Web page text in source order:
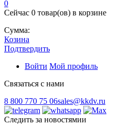
0
Сейчас 0 товар(ов) в корзине
Сумма:
Козина
Подтвердить
Войти Мой профиль
Связаться с нами
8 800 770 75 06sales@kkdv.ru
Следить за новостямии